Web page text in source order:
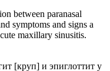
between paranasal
symptoms and signs a
maxillary sinusitis.
[круп] и эпиглоттит у